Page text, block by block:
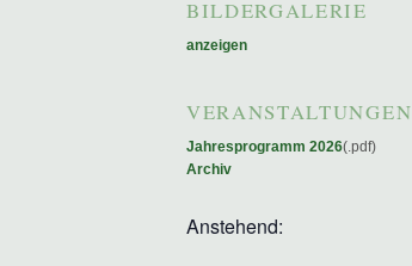
BILDERGALERIE
anzeigen
VERANSTALTUNGEN
Jahresprogramm 2026(.pdf)
Archiv
Anstehend: